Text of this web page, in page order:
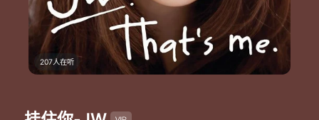
207人在听